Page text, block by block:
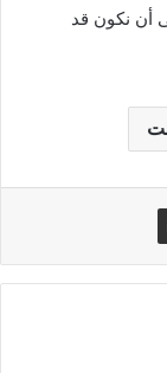
أن نكون قد